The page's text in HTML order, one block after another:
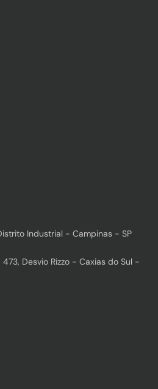
Industrial - Campinas - SP
473, Desvio Rizzo - Caxias do Sul -